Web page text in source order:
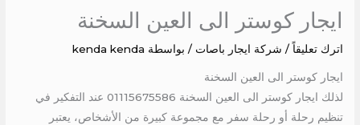
ايجار كوستر الى العين السخنة
اترك تعليقاً / شركة ايجار باصات / بواسطة kenda kenda
ايجار كوستر الى العين السخنة
لذلك ايجار كوستر الى العين السخنة 01115675586 عند التفكير في
تنظيم رحلة أو رحلة سفر مع مجموعة كبيرة من الأشخاص، يعتبر